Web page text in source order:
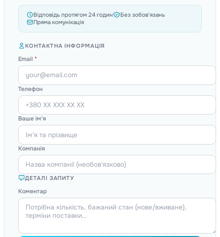
Відповідь протягом 24 годин
Без зобов'язань
Пряма комунікація
КОНТАКТНА ІНФОРМАЦІЯ
Email *
Телефон
Ваше ім'я
Компанія
ДЕТАЛІ ЗАПИТУ
Коментар